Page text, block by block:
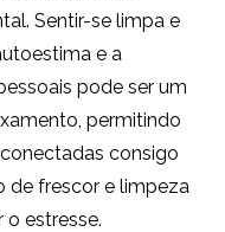
Sentir-se limpa e
e a
pode ser um
permitindo
consigo
de frescor e limpeza
estresse.